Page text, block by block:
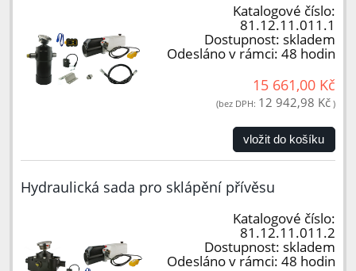
Katalogové číslo:
81.12.11.011.1
Dostupnost: skladem
Odesláno v rámci: 48 hodin
15 661,00 Kč
(bez DPH: 12 942,98 Kč )
vložit do košíku
Hydraulická sada pro sklápění přívěsu
Katalogové číslo:
81.12.11.011.2
Dostupnost: skladem
Odesláno v rámci: 48 hodin